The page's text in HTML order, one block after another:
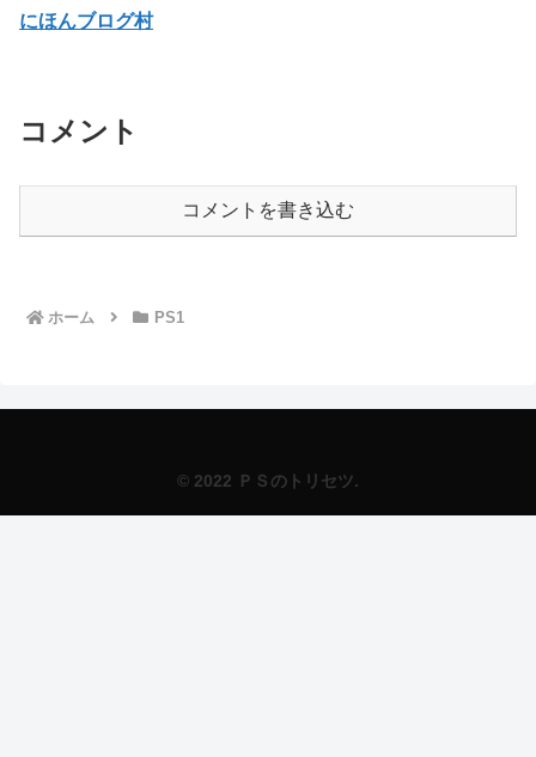
にほんブログ村
コメント
コメントを書き込む
ホーム PS1
© 2022 ＰＳのトリセツ.